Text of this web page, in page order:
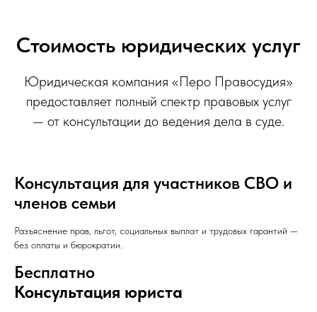
Стоимость юридических услуг
Юридическая компания «Перо Правосудия»
предоставляет полный спектр правовых услуг
— от консультации до ведения дела в суде.
Консультация для участников СВО и
членов семьи
Разъяснение прав, льгот, социальных выплат и трудовых гарантий —
без оплаты и бюрократии.
Бесплатно
Консультация юриста